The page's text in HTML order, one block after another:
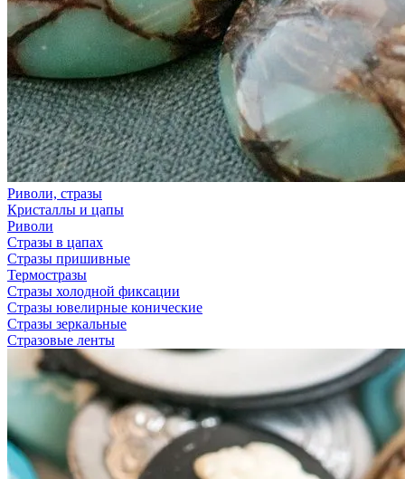
Риволи, стразы
Кристаллы и цапы
Риволи
Стразы в цапах
Стразы пришивные
Термостразы
Стразы холодной фиксации
Стразы ювелирные конические
Стразы зеркальные
Стразовые ленты